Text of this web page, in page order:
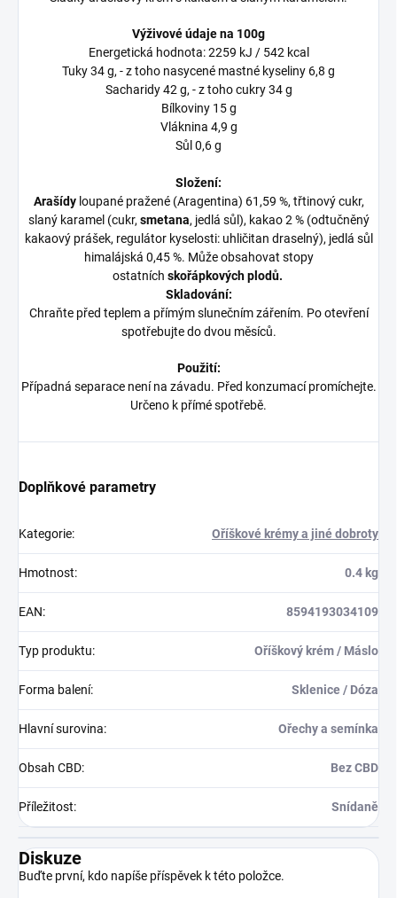
Výživové údaje na 100g
Energetická hodnota:2259 kJ / 542 kcal
Tuky 34 g, - z toho nasycené mastné kyseliny 6,8 g
Sacharidy 42 g, - z toho cukry 34 g
Bílkoviny 15 g
Vláknina 4,9 g
Sůl 0,6 g
Složení:
Arašídy loupané pražené (Aragentina) 61,59 %, třtinový cukr,
slaný karamel (cukr, smetana, jedlá sůl), kakao 2 % (odtučněný
kakaový prášek, regulátor kyselosti: uhličitan draselný), jedlá sůl
himalájská 0,45 %. Může obsahovat stopy
ostatních skořápkových plodů.
Skladování:
Chraňte před teplem a přímým slunečním zářením. Po otevření
spotřebujte do dvou měsíců.
Použití:
Případná separace není na závadu. Před konzumací promíchejte.
Určeno k přímé spotřebě.
Doplňkové parametry
Kategorie: Oříškové krémy a jiné dobroty
Hmotnost: 0.4 kg
EAN: 8594193034109
Typ produktu: Oříškový krém / Máslo
Forma balení: Sklenice / Dóza
Hlavní surovina: Ořechy a semínka
Obsah CBD: Bez CBD
Příležitost: Snídaně
Diskuze
Buďte první, kdo napíše příspěvek k této položce.